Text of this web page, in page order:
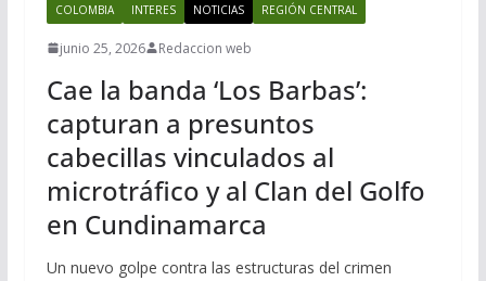
COLOMBIA INTERES NOTICIAS REGIÓN CENTRAL
junio 25, 2026 Redaccion web
Cae la banda ‘Los Barbas’:
capturan a presuntos
cabecillas vinculados al
microtráfico y al Clan del Golfo
en Cundinamarca
Un nuevo golpe contra las estructuras del crimen